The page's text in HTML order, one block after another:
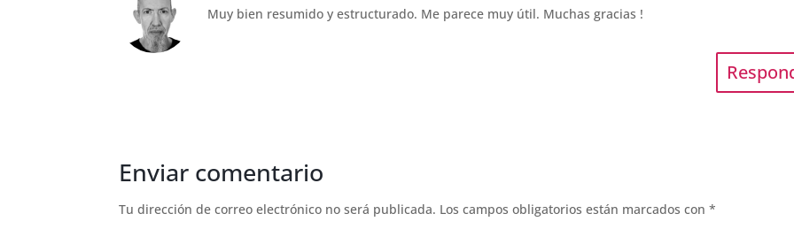
Muy bien resumido y estructurado. Me parece muy útil. Muchas gracias !
Enviar comentario
Tu dirección de correo electrónico no será publicada. Los campos obligatorios están marcados con*